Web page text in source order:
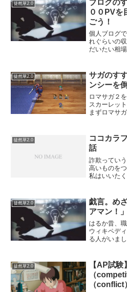
徒然草2.0
ブログの
００PVを
ごう！
個人ブログ
れぐらいの
だいたい相
円ぐらいの
ことになり
徒然草2.0
サガのす
ンシーを
ロマサガ２
スカーレッ
まずロマサ
２、はっき
貴の敵（か
徒然草2.0
ココカラ
話
詐欺ってい
高いものを
私はいいた
カラファイ
ッシュが売
徒然草2.0
戯言。め
アマン！
はるか昔、
ウィキペデ
る人がいま
らしいです
して「
徒然草2.0
【AP試
（
（conflict